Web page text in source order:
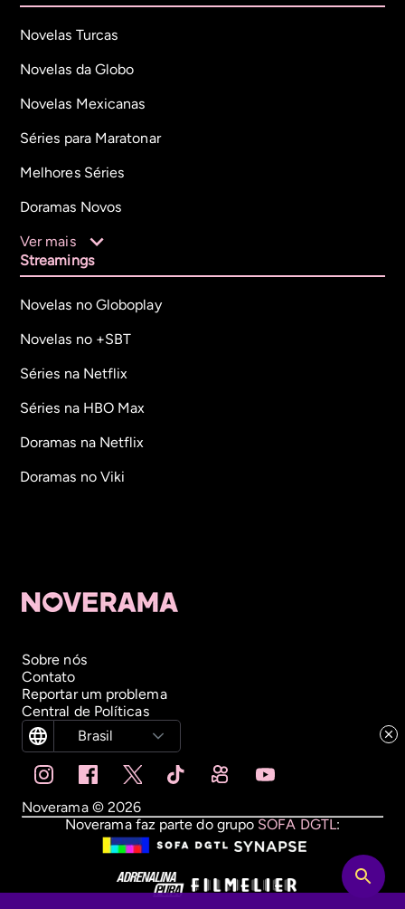
Novelas Turcas
Novelas da Globo
Novelas Mexicanas
Séries para Maratonar
Melhores Séries
Doramas Novos
Ver mais
Streamings
Novelas no Globoplay
Novelas no +SBT
Séries na Netflix
Séries na HBO Max
Doramas na Netflix
Doramas no Viki
Sobre nós
Contato
Reportar um problema
Central de Políticas
Brasil
Noverama © 2026
Noverama faz parte do grupo SOFA DGTL: